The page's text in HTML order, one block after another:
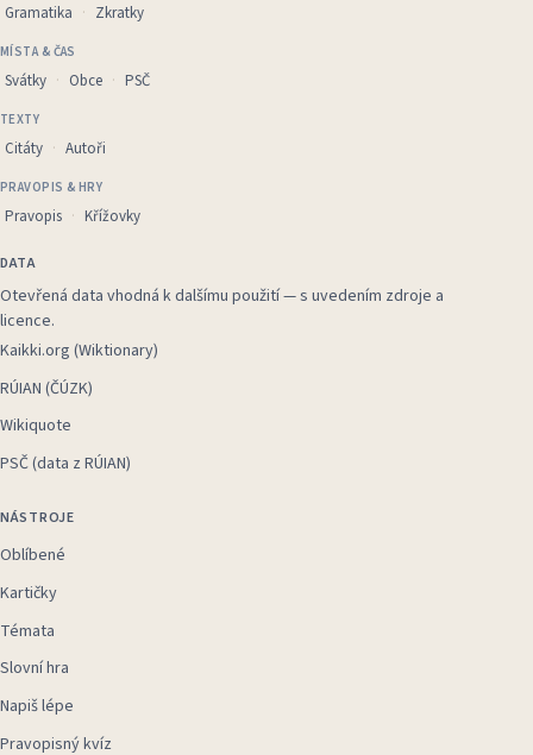
Gramatika
Zkratky
MÍSTA & ČAS
Svátky Obce PSČ
TEXTY
Citáty Autoři
PRAVOPIS & HRY
Pravopis Křížovky
DATA
Otevřená data vhodná k dalšímu použití — s uvedením zdroje a
licence.
Kaikki.org (Wiktionary)
RÚIAN (ČÚZK)
Wikiquote
PSČ (data z RÚIAN)
NÁSTROJE
Oblíbené
Kartičky
Témata
Slovní hra
Napiš lépe
Pravopisný kvíz